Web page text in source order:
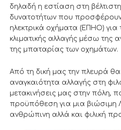
δηλαδή η εστίαση στη
δυνατοτήτων που
ηλεκτρικά οχήματα (ΕΠΗΟ) για
κλιματικής αλλαγής μέσω της
της μπαταρίας των οχημάτων.
Από τη δική μας την πλευρά
αναγκαιότητα αλλαγής στη
μετακινήσεις μας στην πόλη,
προϋπόθεση για μια βιώσιμη
ανθρώπινη αλλά και φιλική